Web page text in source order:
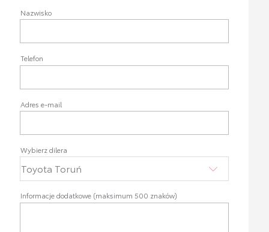
Nazwisko
Telefon
Adres e-mail
Wybierz dilera
Informacje dodatkowe (maksimum 500 znaków)